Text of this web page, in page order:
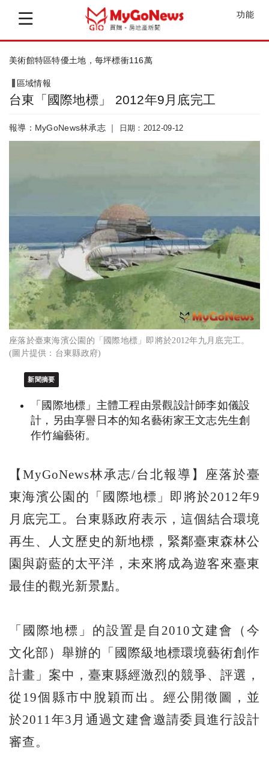
功能
美術館特區特優土地，每坪標衝116萬
區域情報
台東「國際地標」 2012年9月底完工
報導：MyGoNews林承志 ｜ 日期：2012-09-12
座落於臺東海濱公園的「國際地標」即將於2012年九月底完工。
(圖片提供：台東縣政府)
新聞摘要
「國際地標」主體工程由景觀設計師李如儀設
計，另由享譽日本的知名藝術家王文志先生創
作竹編藝術。
【MyGoNews林承志/台北報導】座落於臺
東海濱公園的「國際地標」即將於2012年9
月底完工。台東縣政府表示，這個結合環境
再生、人文歷史的新地標，緊鄰臺東森林公
園與蔚藍的太平洋，未來將成為遊客來臺東
最佳的觀光新景點。
「國際地標」的設置是自2010文建會（今
文化部）舉辦的「國際級地標環境藝術創作
計畫」案中，臺東縣經激烈的競爭、評選，
從19個縣市中脫穎而出。經公開徵圖，並
於2011年3月通過文建會邀請委員進行設計
審查。